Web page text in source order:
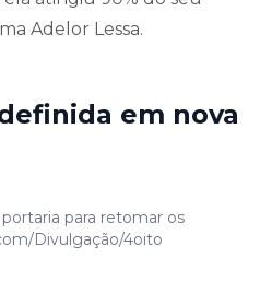
Adelor Lessa.
em nova
para retomar os
Divulgação/4oito